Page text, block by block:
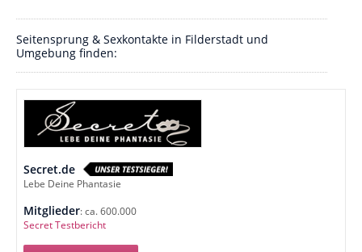
Seitensprung & Sexkontakte in Filderstadt und
Umgebung finden:
Secret.de
Lebe Deine Phantasie
Mitglieder: ca. 600.000
Secret Testbericht